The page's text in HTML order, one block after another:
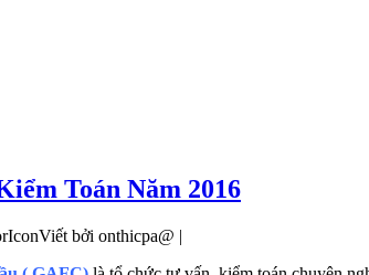
Toán Năm 2016
Viết bởi onthicpa@ |